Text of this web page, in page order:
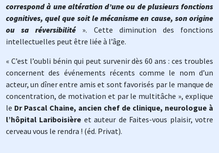
correspond à une altération d’une ou de plusieurs fonctions
cognitives, quel que soit le mécanisme en cause, son origine
ou sa réversibilité». Cette diminution des fonctions
intellectuelles peut être liée à l’âge.
« C’est l’oubli bénin qui peut survenir dès 60 ans : ces troubles
concernent des événements récents comme le nom d’un
acteur, un dîner entre amis et sont favorisés par le manque de
concentration, de motivation et par le multitâche », explique
le Dr Pascal Chaine, ancien chef de clinique, neurologue à
l’hôpital Lariboisière et auteur de Faites-vous plaisir, votre
cerveau vous le rendra ! (éd. Privat).